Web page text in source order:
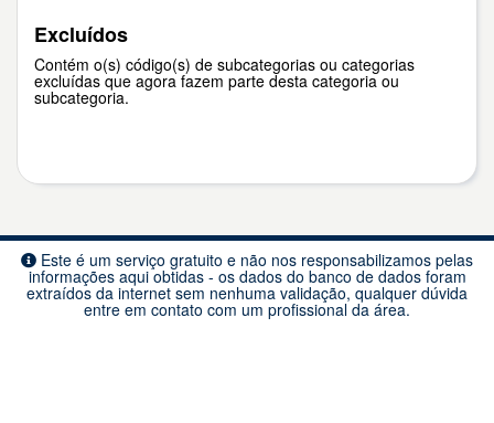
Excluídos
Contém o(s) código(s) de subcategorias ou categorias
excluídas que agora fazem parte desta categoria ou
subcategoria.
Este é um serviço gratuito e não nos responsabilizamos pelas
informações aqui obtidas - os dados do banco de dados foram
extraídos da internet sem nenhuma validação, qualquer dúvida
entre em contato com um profissional da área.